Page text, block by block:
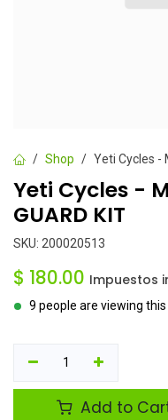
Shop Yeti Cycles -
Yeti Cycles -
GUARD KIT
SKU: 200020513
$ 180.00 Impuestos
9 people are viewing
Add to